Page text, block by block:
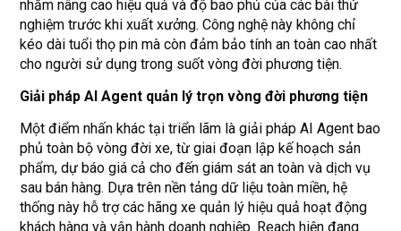
nhằm nâng cao hiệu quả và độ bao phủ của các bài thử
nghiệm trước khi xuất xưởng. Công nghệ này không chỉ
kéo dài tuổi thọ pin mà còn đảm bảo tính an toàn cao nhất
cho người sử dụng trong suốt vòng đời phương tiện.
Giải pháp AI Agent quản lý trọn vòng đời phương tiện
Một điểm nhấn khác tại triển lãm là giải pháp AI Agent bao
phủ toàn bộ vòng đời xe, từ giai đoạn lập kế hoạch sản
phẩm, dự báo giá cả cho đến giám sát an toàn và dịch vụ
sau bán hàng. Dựa trên nền tảng dữ liệu toàn miền, hệ
thống này hỗ trợ các hãng xe quản lý hiệu quả hoạt động
khách hàng và vận hành doanh nghiệp. Reach hiện đang